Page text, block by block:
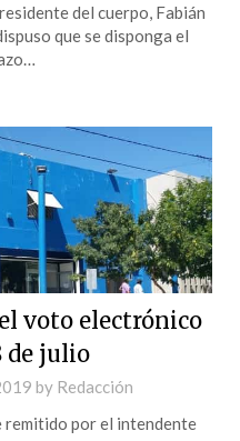
del cuerpo, Fabián
que se disponga el
voto electrónico
de julio
by Redacción
remitido por el intendente